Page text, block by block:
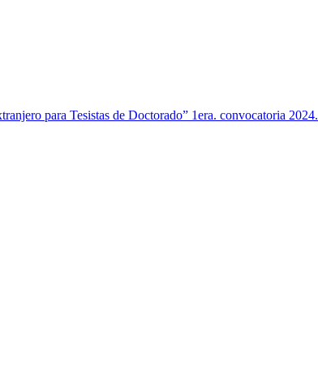
para Tesistas de Doctorado” 1era. convocatoria 2024.